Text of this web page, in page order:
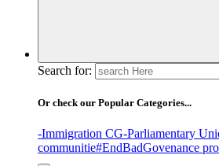
Search for:
Or check our Popular Categories...
-Immigration CG-Parliamentary
communitie#EndBadGovenance